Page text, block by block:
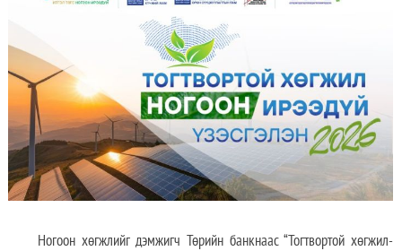
Ногоон хөгжлийг дэмжигч Төрийн банкнаас “Тогтвортой хөгжил-